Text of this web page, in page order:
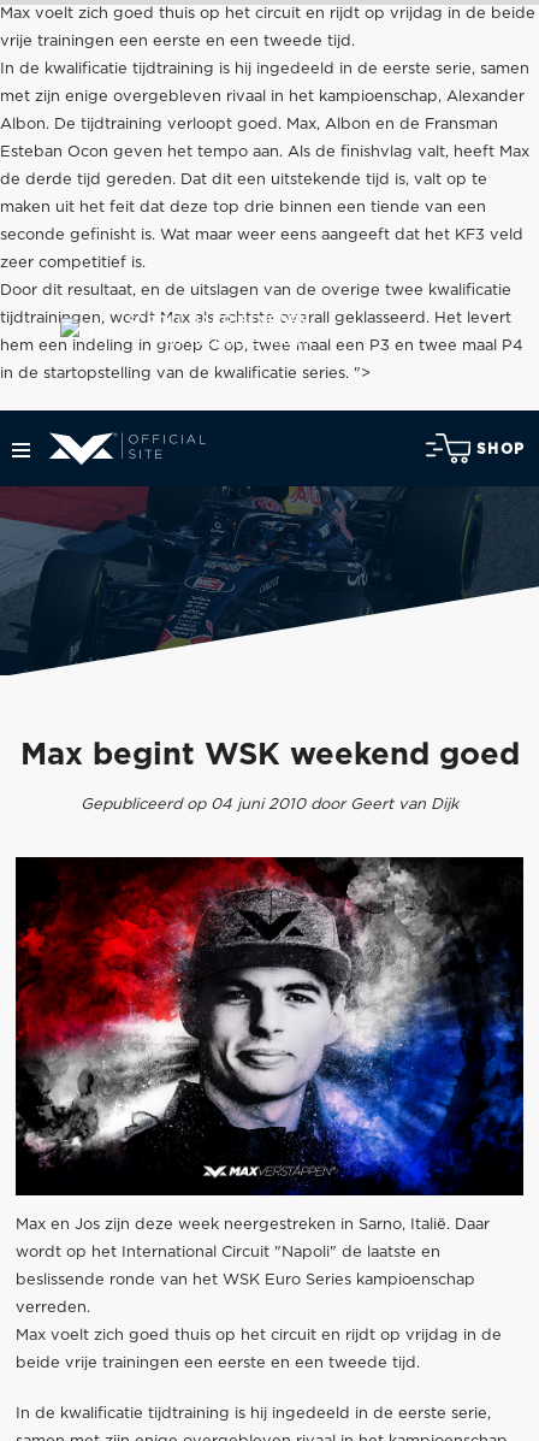
Max voelt zich goed thuis op het circuit en rijdt op vrijdag in de beide
vrije trainingen een eerste en een tweede tijd.
In de kwalificatie tijdtraining is hij ingedeeld in de eerste serie, samen
met zijn enige overgebleven rivaal in het kampioenschap, Alexander
Albon. De tijdtraining verloopt goed. Max, Albon en de Fransman
Esteban Ocon geven het tempo aan. Als de finishvlag valt, heeft Max
de derde tijd gereden. Dat dit een uitstekende tijd is, valt op te
maken uit het feit dat deze top drie binnen een tiende van een
seconde gefinisht is. Wat maar weer eens aangeeft dat het KF3 veld
zeer competitief is.
Door dit resultaat, en de uitslagen van de overige twee kwalificatie
tijdtrainingen, wordt Max als achtste overall geklasseerd. Het levert
hem een indeling in groep C op, twee maal een P3 en twee maal P4
in de startopstelling van de kwalificatie series. ">
SHOP
SCROLL NAAR BENEDEN
voor het laatste nieuws
Max begint WSK weekend goed
Gepubliceerd op 04 juni 2010 door Geert van Dijk
Max en Jos zijn deze week neergestreken in Sarno, Italië. Daar
wordt op het International Circuit "Napoli" de laatste en
beslissende ronde van het WSK Euro Series kampioenschap
verreden.
Max voelt zich goed thuis op het circuit en rijdt op vrijdag in de
beide vrije trainingen een eerste en een tweede tijd.
In de kwalificatie tijdtraining is hij ingedeeld in de eerste serie,